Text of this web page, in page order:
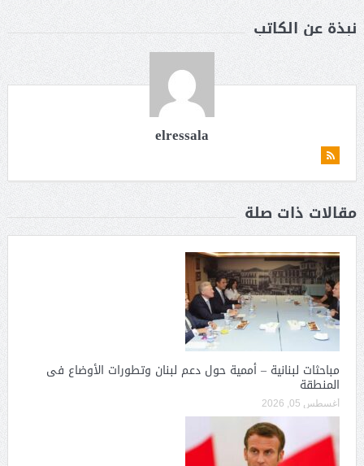
نبذة عن الكاتب
elressala
مقالات ذات صلة
مباحثات لبنانية – أممية حول دعم لبنان وتطورات الأوضاع فى
المنطقة
أغسطس 05, 2026